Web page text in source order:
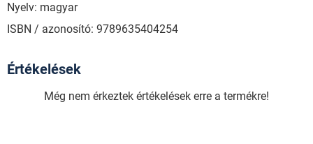
Nyelv: magyar
ISBN / azonosító: 9789635404254
Értékelések
Még nem érkeztek értékelések erre a termékre!